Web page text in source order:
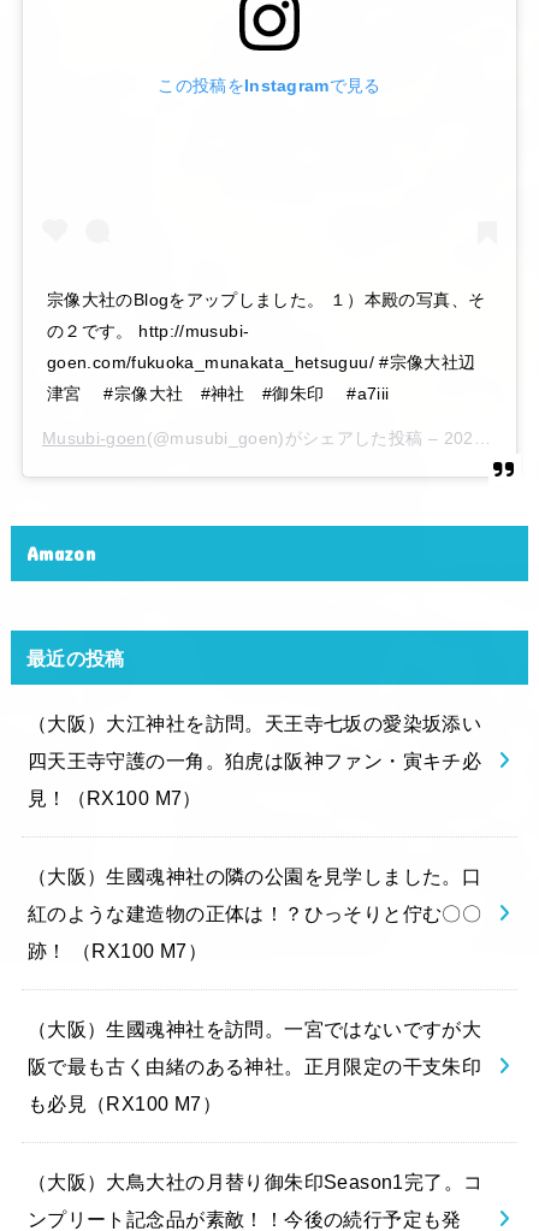
この投稿をInstagramで見る
宗像大社のBlogをアップしました。 １）本殿の写真、そ
の２です。 http://musubi-
goen.com/fukuoka_munakata_hetsuguu/ #宗像大社辺
津宮 #宗像大社 #神社 #御朱印 #a7iii
Musubi-goen(@musubi_goen)がシェアした投稿 – 2020年 6月月6日午後10時15分PDT
Amazon
最近の投稿
（大阪）大江神社を訪問。天王寺七坂の愛染坂添い
四天王寺守護の一角。狛虎は阪神ファン・寅キチ必
見！（RX100 M7）
（大阪）生國魂神社の隣の公園を見学しました。口
紅のような建造物の正体は！？ひっそりと佇む〇〇
跡！ （RX100 M7）
（大阪）生國魂神社を訪問。一宮ではないですが大
阪で最も古く由緒のある神社。正月限定の干支朱印
も必見（RX100 M7）
（大阪）大鳥大社の月替り御朱印Season1完了。コ
ンプリート記念品が素敵！！今後の続行予定も発